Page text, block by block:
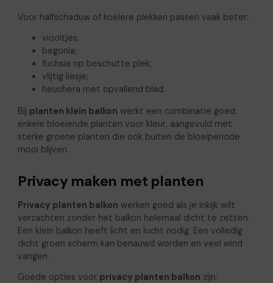
Voor halfschaduw of koelere plekken passen vaak beter:
viooltjes;
begonia;
fuchsia op beschutte plek;
vlijtig liesje;
heuchera met opvallend blad.
Bij planten klein balkon werkt een combinatie goed:
enkele bloeiende planten voor kleur, aangevuld met
sterke groene planten die ook buiten de bloeiperiode
mooi blijven.
Privacy maken met planten
Privacy planten balkon werken goed als je inkijk wilt
verzachten zonder het balkon helemaal dicht te zetten.
Een klein balkon heeft licht en lucht nodig. Een volledig
dicht groen scherm kan benauwd worden en veel wind
vangen.
Goede opties voor privacy planten balkon zijn: